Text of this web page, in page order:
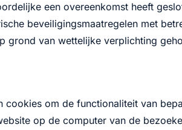
een overeenkomst heeft
beveiligingsmaatregelen met
grond van wettelijke verplichting
cookies om de functionaliteit van
op de computer van de